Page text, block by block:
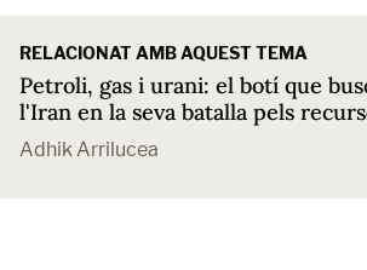
RELACIONAT AMB AQUEST TEMA
Petroli, gas i urani: el botí que
l'Iran en la seva batalla pels
Adhik Arrilucea